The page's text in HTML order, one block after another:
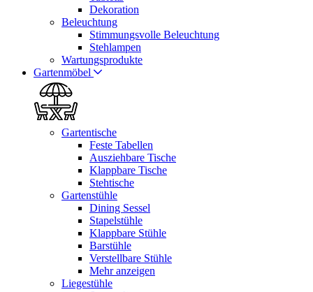
Dekoration
Beleuchtung
Stimmungsvolle Beleuchtung
Stehlampen
Wartungsprodukte
Gartenmöbel
Gartentische
Feste Tabellen
Ausziehbare Tische
Klappbare Tische
Stehtische
Gartenstühle
Dining Sessel
Stapelstühle
Klappbare Stühle
Barstühle
Verstellbare Stühle
Mehr anzeigen
Liegestühle